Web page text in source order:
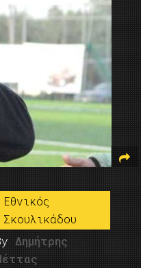
Εθνικός
Σκουλικάδου
Δημήτρης